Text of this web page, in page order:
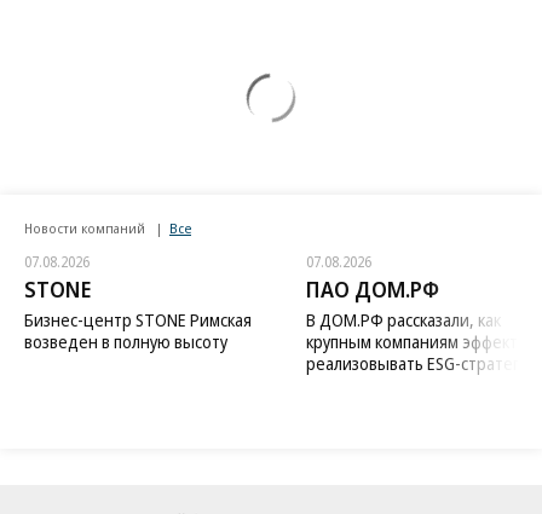
Новости компаний Все
07.08.2026
STONE
Бизнес-центр STONE Римская
возведен в полную высоту
07.08.2026
ПАО ДОМ.РФ
В ДОМ.РФ рассказали, как
крупным компаниям
реализовывать ESG-стратегию